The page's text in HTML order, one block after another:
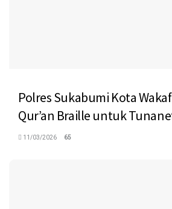
Polres Sukabumi Kota
Qur’an Braille untuk
11/03/2026 65